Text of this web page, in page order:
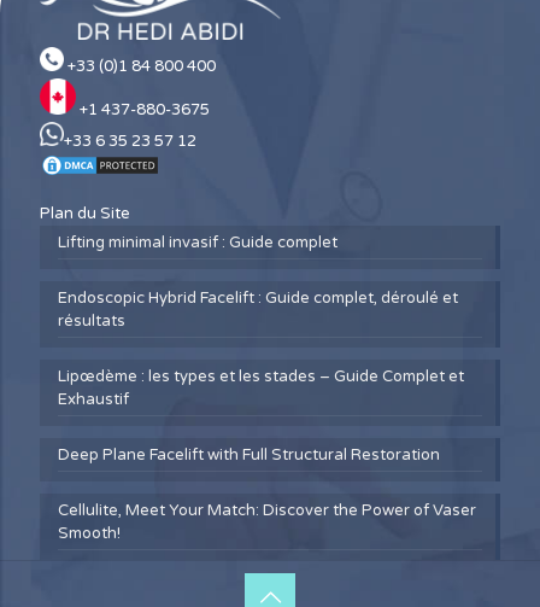
+33 (0)1 84 800 400
+1 437-880-3675
+33 6 35 23 57 12
Plan du Site
Lifting minimal invasif : Guide complet
Endoscopic Hybrid Facelift : Guide complet, déroulé et
résultats
Lipœdème : les types et les stades – Guide Complet et
Exhaustif
Deep Plane Facelift with Full Structural Restoration
Cellulite, Meet Your Match: Discover the Power of Vaser
Smooth!